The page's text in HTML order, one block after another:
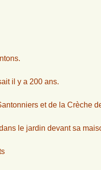
il y a 200 ans.
et de la Crèche
le jardin devant sa